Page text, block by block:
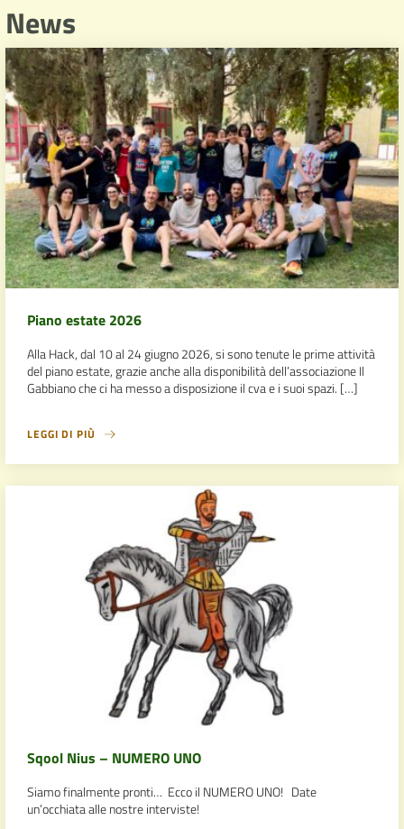
News
Piano estate 2026
Alla Hack, dal 10 al 24 giugno 2026, si sono tenute le prime attività
del piano estate, grazie anche alla disponibilità dell’associazione Il
Gabbiano che ci ha messo a disposizione il cva e i suoi spazi. […]
LEGGI DI PIÙ
Sqool Nius – NUMERO UNO
Siamo finalmente pronti… Ecco il NUMERO UNO! Date
un’occhiata alle nostre interviste!